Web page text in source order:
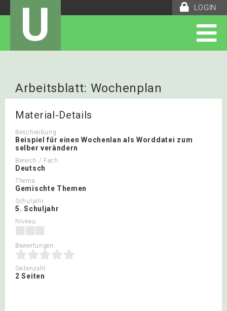
LOGIN
U
Arbeitsblatt: Wochenplan
Material-Details
Beschreibung
Beispiel für einen Wochenlan als Worddatei zum
selber verändern
Bereich / Fach
Deutsch
Thema
Gemischte Themen
Schuljahr
5. Schuljahr
Niveau
Bewertungen
Seitenzahl
2 Seiten